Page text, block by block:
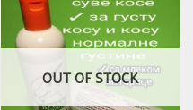
OUT OF STOCK